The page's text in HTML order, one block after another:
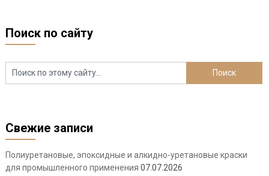
Поиск по сайту
Свежие записи
Полиуретановые, эпоксидные и алкидно-уретановые краски
для промышленного применения 07.07.2026